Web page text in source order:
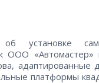
установке
ООО
адаптированные
платформы